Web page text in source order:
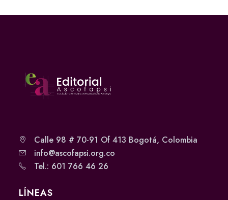
Calle 98 # 70-91 Of 413 Bogotá, Colombia
info@ascofapsi.org.co
Tel.: 601 766 46 26
LÍNEAS